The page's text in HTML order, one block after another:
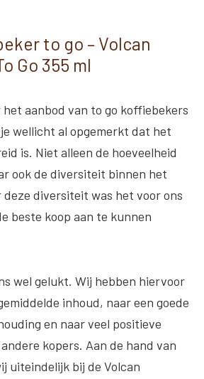
to go – Volcan
Go 355 ml
het aanbod van to go koffiebekers
wellicht al opgemerkt dat het
is. Niet alleen de hoeveelheid
ook de diversiteit binnen het
diversiteit was het voor ons
beste koop aan te kunnen
wel gelukt. Wij hebben hiervoor
inhoud, naar een goede
en naar veel positieve
kopers. Aan de hand van
uiteindelijk bij de Volcan